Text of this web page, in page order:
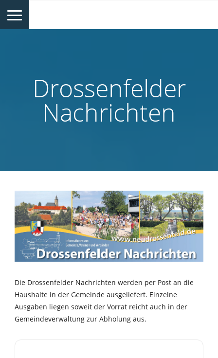
Drossenfelder
Nachrichten
Die Drossenfelder Nachrichten werden per Post an die
Haushalte in der Gemeinde ausgeliefert. Einzelne
Ausgaben liegen soweit der Vorrat reicht auch in der
Gemeindeverwaltung zur Abholung aus.